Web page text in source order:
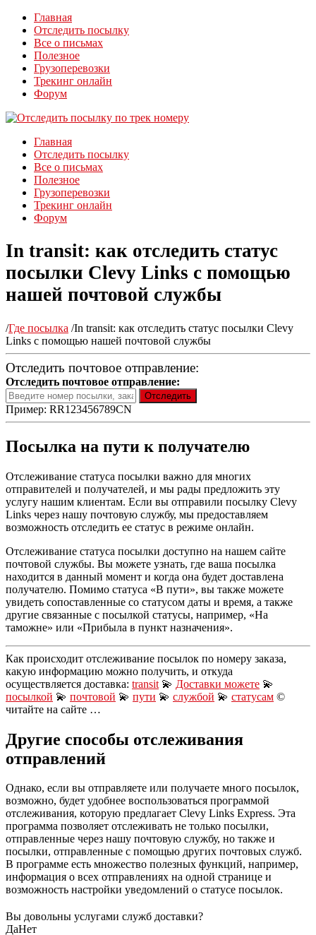
Главная
Отследить посылку
Все о письмах
Полезное
Грузоперевозки
Трекинг онлайн
Форум
Главная
Отследить посылку
Все о письмах
Полезное
Грузоперевозки
Трекинг онлайн
Форум
In transit: как отследить статус
посылки Clevy Links с помощью
нашей почтовой службы
/Где посылка /In transit: как отследить статус посылки Clevy
Links с помощью нашей почтовой службы
Отследить почтовое отправление:
Отследить почтовое отправление:
Пример: RR123456789CN
Посылка на пути к получателю
Отслеживание статуса посылки важно для многих
отправителей и получателей, и мы рады предложить эту
услугу нашим клиентам. Если вы отправили посылку Clevy
Links через нашу почтовую службу, мы предоставляем
возможность отследить ее статус в режиме онлайн.
Отслеживание статуса посылки доступно на нашем сайте
почтовой службы. Вы можете узнать, где ваша посылка
находится в данный момент и когда она будет доставлена
получателю. Помимо статуса «В пути», вы также можете
увидеть сопоставленные со статусом даты и время, а также
другие связанные с посылкой статусы, например, «На
таможне» или «Прибыла в пункт назначения».
Как происходит отслеживание посылок по номеру заказа,
какую информацию можно получить, и откуда
осуществляется доставка: transit 💫 Доставки можете 💫
посылкой 💫 почтовой 💫 пути 💫 службой 💫 статусам ©
читайте на сайте …
Другие способы отслеживания
отправлений
Однако, если вы отправляете или получаете много посылок,
возможно, будет удобнее воспользоваться программой
отслеживания, которую предлагает Clevy Links Express. Эта
программа позволяет отслеживать не только посылки,
отправленные через нашу почтовую службу, но также и
посылки, отправленные с помощью других почтовых служб.
В программе есть множество полезных функций, например,
информация о всех отправлениях на одной странице и
возможность настройки уведомлений о статусе посылок.
Вы довольны услугами служб доставки?
ДаНет